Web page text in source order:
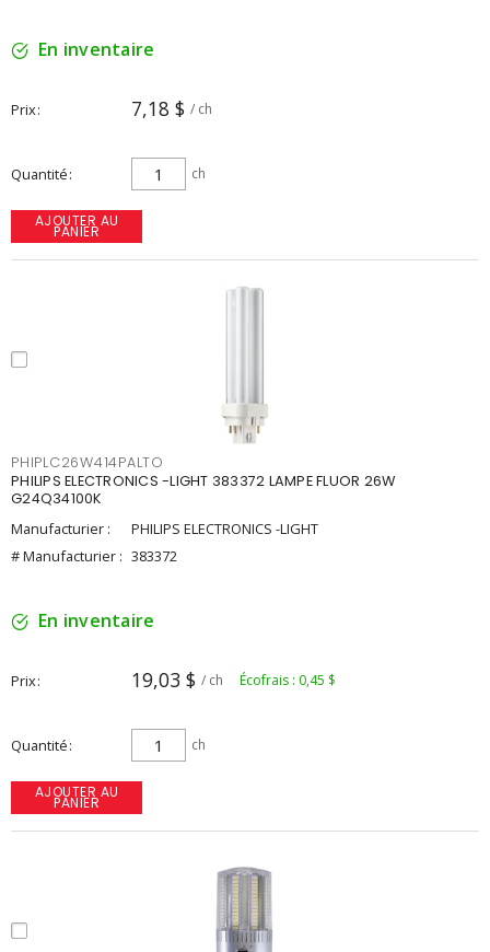
En inventaire
Prix 7,18 $ / ch
Quantité ch
AJOUTER AU
PANIER
PHIPLC26W414PALTO
PHILIPS ELECTRONICS -LIGHT 383372 LAMPE FLUOR 26W
G24Q34100K
Manufacturier :
PHILIPS ELECTRONICS -LIGHT
# Manufacturier : 383372
En inventaire
Prix 19,03 $ / ch Écofrais : 0,45 $
Quantité ch
AJOUTER AU
PANIER